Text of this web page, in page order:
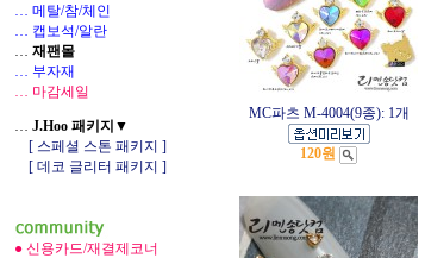
… 메탈/참/체인
… 캡보석/알란
… 재팬몰
… 부자재
… 마감세일
… J.Hoo 패키지▼
[ 스페셜 스톤 패키지 ]
[ 데코 글리터 패키지 ]
● 신용카드/재결제코너
MC파츠 M-4004(9종): 1개
120원